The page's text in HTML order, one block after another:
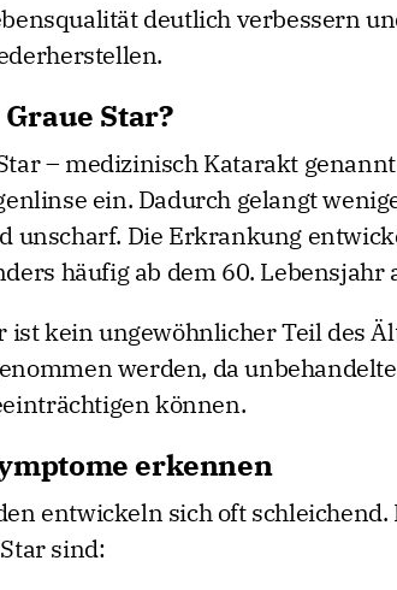
deutlich verbessern
Star?
– medizinisch Katarakt
ein. Dadurch gelangt
unscharf. Die Erkrankung
häufig ab dem 60. Lebensjahr
ist kein ungewöhnlicher Teil des
werden, da
können.
erkennen
entwickeln sich oft
sind: